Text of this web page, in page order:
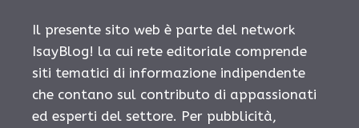
Il presente sito web è parte del network
IsayBlog! la cui rete editoriale comprende
siti tematici di informazione indipendente
che contano sul contributo di appassionati
ed esperti del settore. Per pubblicità,